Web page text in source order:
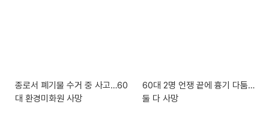
종로서 폐기물 수거 중 사고…60
대 환경미화원 사망
60대 2명 언쟁 끝에 흉기 다툼…
둘 다 사망